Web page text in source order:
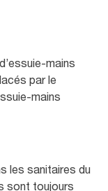
mains
par le
mains
les sanitaires du
sont toujours